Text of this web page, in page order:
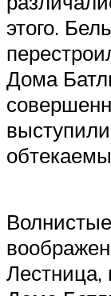
этого.
Дома